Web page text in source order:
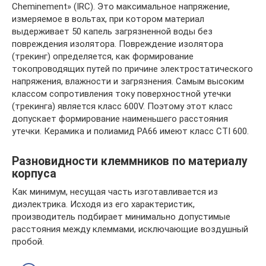
Cheminement» (IRC). Это максимальное напряжение,
измеряемое в вольтах, при котором материал
выдерживает 50 капель загрязненной воды без
повреждения изолятора. Повреждение изолятора
(трекинг) определяется, как формирование
токопроводящих путей по причине электростатического
напряжения, влажности и загрязнения. Самым высоким
классом сопротивления току поверхностной утечки
(трекинга) является класс 600V. Поэтому этот класс
допускает формирование наименьшего расстояния
утечки. Керамика и полиамид PA66 имеют класс CTI 600.
Разновидности клеммников по материалу
корпуса
Как минимум, несущая часть изготавливается из
диэлектрика. Исходя из его характеристик,
производитель подбирает минимально допустимые
расстояния между клеммами, исключающие воздушный
пробой.